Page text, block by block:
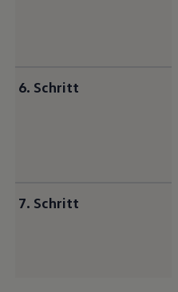
6. Schritt
7. Schritt